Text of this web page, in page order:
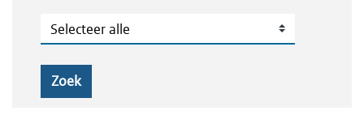
Zaaknummers
Zoek